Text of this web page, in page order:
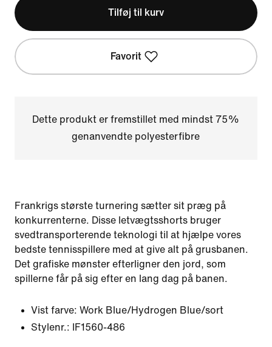
Tilføj til kurv
Favorit
Dette produkt er fremstillet med mindst 75%
genanvendte polyesterfibre
Frankrigs største turnering sætter sit præg på
konkurrenterne. Disse letvægtsshorts bruger
svedtransporterende teknologi til at hjælpe vores
bedste tennisspillere med at give alt på grusbanen.
Det grafiske mønster efterligner den jord, som
spillerne får på sig efter en lang dag på banen.
Vist farve: Work Blue/Hydrogen Blue/sort
Stylenr.:
IF1560-486